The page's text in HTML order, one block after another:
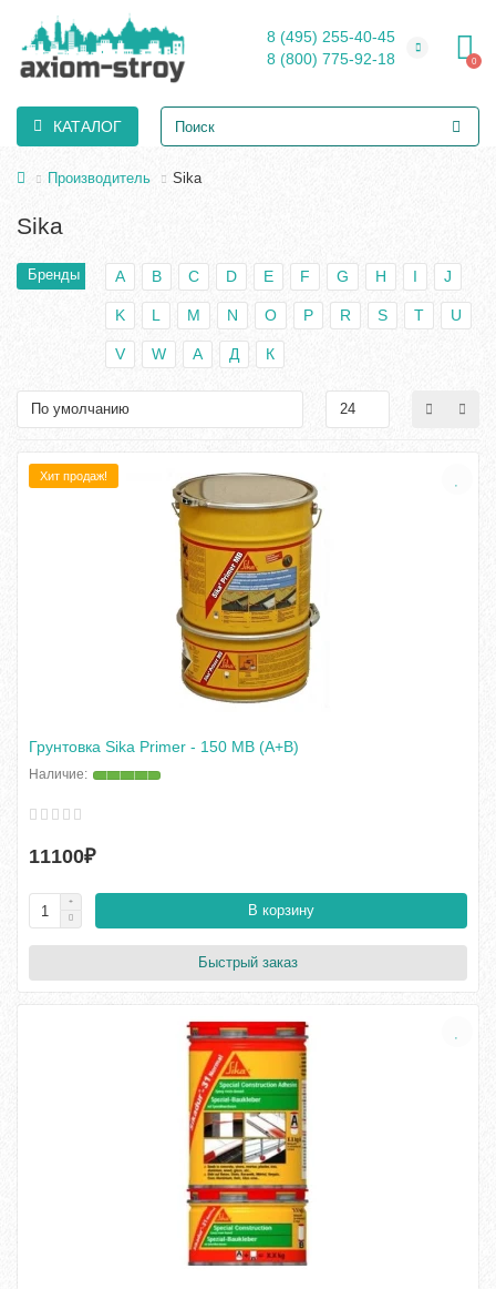
8 (495) 255-40-45
8 (800) 775-92-18
0
КАТАЛОГ
Производитель Sika
Sika
Бренды A B C D E F G H I J
K L M N O P R S T U
V W А Д К
Хит продаж!
Грунтовка Sika Primer - 150 MB (A+B)
11100₽
В корзину
Быстрый заказ